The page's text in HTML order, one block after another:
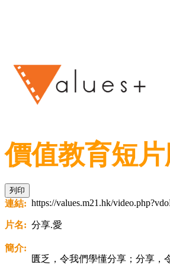
價值教育短
列印
連結: https://values.m21.hk/
片名: 分享.愛
簡介:
匱乏，令我們學懂分享；分享，